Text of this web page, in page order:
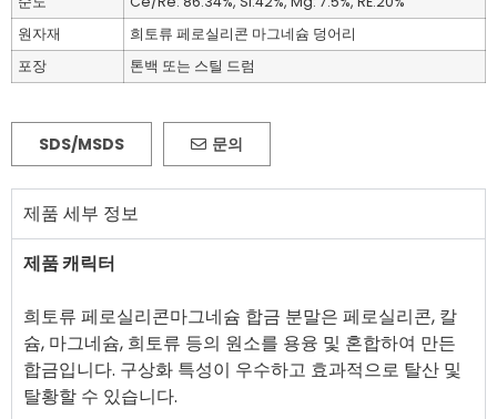
원자재
희토류 페로실리콘 마그네슘 덩어리
포장
톤백 또는 스틸 드럼
SDS/MSDS 문의
제품 세부 정보
제품 캐릭터
희토류 페로실리콘마그네슘 합금 분말은 페로실리콘, 칼
슘, 마그네슘, 희토류 등의 원소를 용융 및 혼합하여 만든
합금입니다. 구상화 특성이 우수하고 효과적으로 탈산 및
탈황할 수 있습니다.